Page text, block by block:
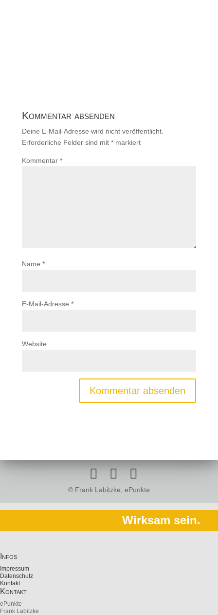
Kommentar absenden
Deine E-Mail-Adresse wird nicht veröffentlicht.
Erforderliche Felder sind mit *markiert
Kommentar *
Name *
E-Mail-Adresse *
Website
Wirksam sein.
Infos
Impressum
Datenschutz
Kontakt
Kontakt
ePunkte
Frank Labitzke
© Frank Labitzke, ePunkte